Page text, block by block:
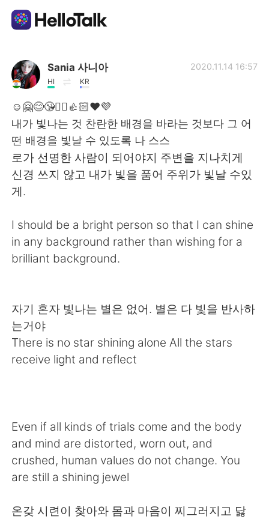
언어 교환 앱
AI Grammar Checker
한국어
English 简体中文
العربية Français
Русский ไทย
Indonesia
Türkçe Tiếng Việt
Sania 사니아
HI KR
2020.11.14 16:57
☺️🤗😊😘✌🏻👍🏻❤️💜
내가 빛나는 것 찬란한 배경을 바라는 것보다 그 어
떤 배경을 빛날 수 있도록 나 스스
로가 선명한 사람이 되어야지 주변을 지나치게
신경 쓰지 않고 내가 빛을 품어 주위가 빛날 수있
게.
I should be a bright person so that I can shine
in any background rather than wishing for a
brilliant background.
자기 혼자 빛나는 별은 없어. 별은 다 빛을 반사하
는거야
There is no star shining alone All the stars
receive light and reflect
Even if all kinds of trials come and the body
and mind are distorted, worn out, and
crushed, human values ​​do not change. You
are still a shining jewel
온갖 시련이 찾아와 몸과 마음이 찌그러지고 닳